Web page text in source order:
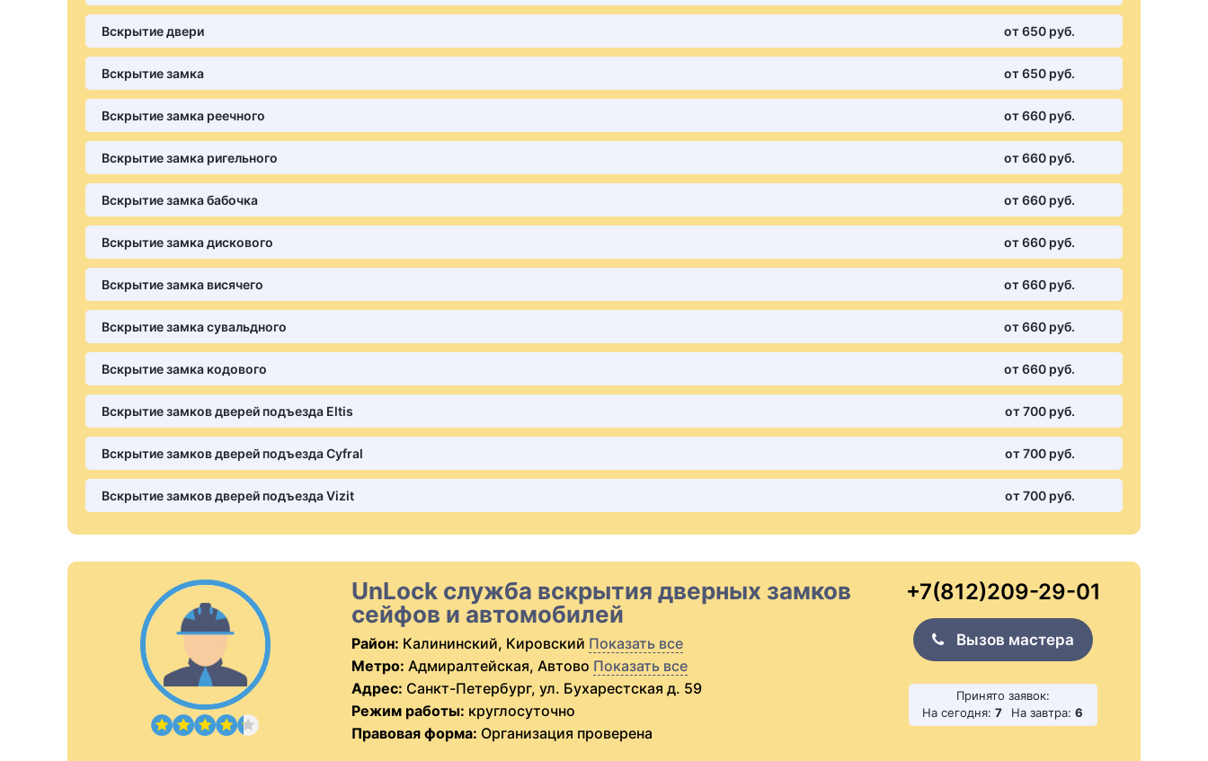
Вскрытие двери от 650 pуб.
Вскрытие замка от 650 pуб.
Вскрытие замка реечного от 660 pуб.
Вскрытие замка ригельного от 660 pуб.
Вскрытие замка бабочка от 660 pуб.
Вскрытие замка дискового от 660 pуб.
Вскрытие замка висячего от 660 pуб.
Вскрытие замка сувальдного от 660 pуб.
Вскрытие замка кодового от 660 pуб.
Вскрытие замков дверей подъезда Eltis от 700 pуб.
Вскрытие замков дверей подъезда Cyfral от 700 pуб.
Вскрытие замков дверей подъезда Vizit от 700 pуб.
UnLock служба вскрытия дверных замков
сейфов и автомобилей
Район: Калининский, Кировский Показать все
Метро: Адмиралтейская, Автово Показать все
Адрес: Санкт-Петербург, ул. Бухарестская д. 59
Режим работы: круглосуточно
Правовая форма: Организация проверена
+7(812)209-29-01
Вызов мастера
Принято заявок:
На сегодня: 7 На завтра: 6